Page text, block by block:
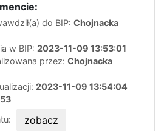
do BIP: Chojnacka
w BIP: 2023-11-09 13:53:01
przez: Chojnacka
2023-11-09 13:54:04
zobacz